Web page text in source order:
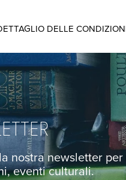
DELLE
nostra newsletter
eventi culturali.